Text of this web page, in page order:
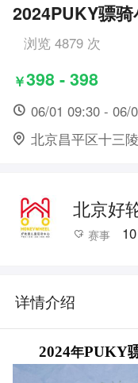
2024PUKY骠
浏览 4879 次
￥398 - 398
06/01 09:30 - 06/
北京昌平区十三
北京好
赛事 10
详情介绍
2024年PUKY